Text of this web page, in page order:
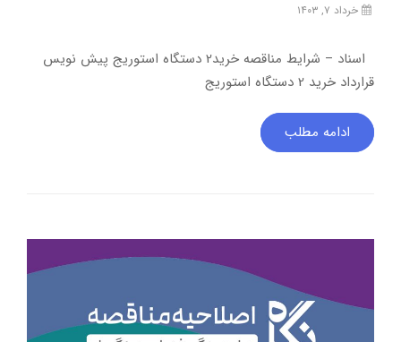
خرداد ۷, ۱۴۰۳
اسناد – شرایط مناقصه خرید2 دستگاه استوریج پیش نویس
قرارداد خرید 2 دستگاه استوریج
ادامه مطلب